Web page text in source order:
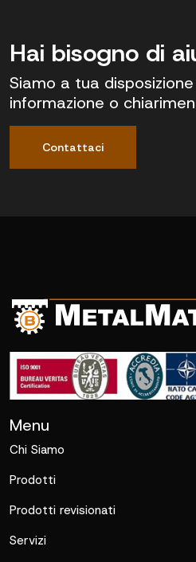
Hai bisogno di
Siamo a tua
informazione o
Contattaci
Menu
Chi Siamo
Prodotti
Prodotti revisionati
Servizi